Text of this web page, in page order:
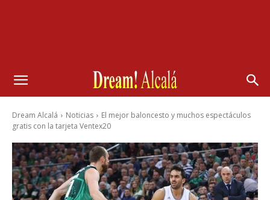
Dream Alcalá Noticias
El mejor baloncesto y muchos espectáculos
gratis con la tarjeta Ventex20